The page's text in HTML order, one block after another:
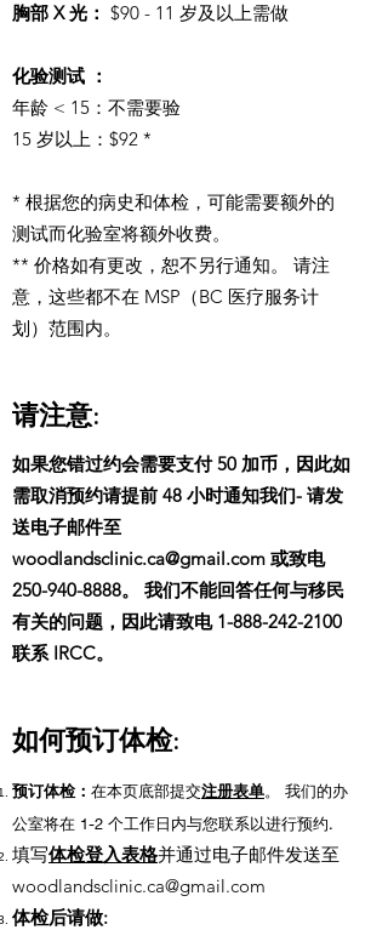
胸部 X 光： $90 - 11 岁及以上需做
化验测试 ：
年龄 < 15：不需要验
15 岁以上：$92 *
* 根据您的病史和体检，可能需要额外的
测试而化验室将额外收费。
** 价格如有更改，恕不另行通知。 请注
意，这些都不在 MSP（BC 医疗服务计
划）范围内。
请注意:
如果您错过约会需要支付 50 加币，因此如
需取消预约请提前 48 小时通知我们- 请发
送电子邮件至
woodlandsclinic.ca@gmail.com 或致电
250-940-8888。 我们不能回答任何与移民
有关的问题，因此请致电 1-888-242-2100
联系 IRCC。
如何预订体检:
预订体检： 在本页底部提交注册表单。 我们的办
公室将在 1-2 个工作日内与您联系以进行预约.
填写体检登入表格并通过电子邮件发送至
woodlandsclinic.ca@gmail.com
体检后请做: